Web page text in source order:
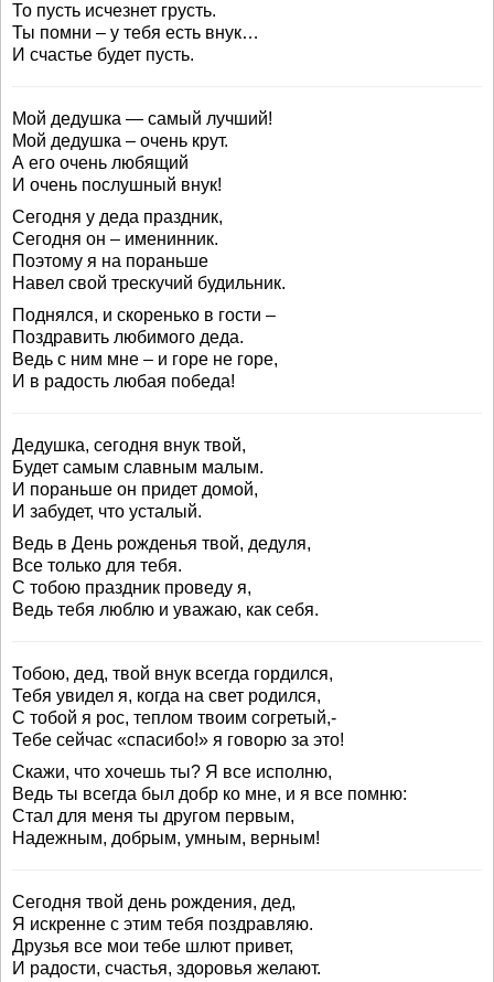
То пусть исчезнет грусть.
Ты помни – у тебя есть внук…
И счастье будет пусть.
Мой дедушка — самый лучший!
Мой дедушка – очень крут.
А его очень любящий
И очень послушный внук!
Сегодня у деда праздник,
Сегодня он – именинник.
Поэтому я на пораньше
Навел свой трескучий будильник.
Поднялся, и скоренько в гости –
Поздравить любимого деда.
Ведь с ним мне – и горе не горе,
И в радость любая победа!
Дедушка, сегодня внук твой,
Будет самым славным малым.
И пораньше он придет домой,
И забудет, что усталый.
Ведь в День рожденья твой, дедуля,
Все только для тебя.
С тобою праздник проведу я,
Ведь тебя люблю и уважаю, как себя.
Тобою, дед, твой внук всегда гордился,
Тебя увидел я, когда на свет родился,
С тобой я рос, теплом твоим согретый,-
Тебе сейчас «спасибо!» я говорю за это!
Скажи, что хочешь ты? Я все исполню,
Ведь ты всегда был добр ко мне, и я все помню:
Стал для меня ты другом первым,
Надежным, добрым, умным, верным!
Сегодня твой день рождения, дед,
Я искренне с этим тебя поздравляю.
Друзья все мои тебе шлют привет,
И радости, счастья, здоровья желают.